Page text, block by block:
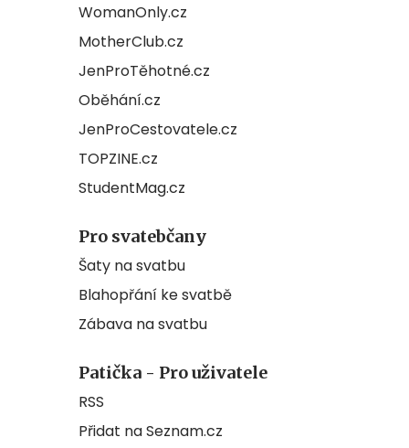
WomanOnly.cz
MotherClub.cz
JenProTěhotné.cz
Oběhání.cz
JenProCestovatele.cz
TOPZINE.cz
StudentMag.cz
Pro svatebčany
Šaty na svatbu
Blahopřání ke svatbě
Zábava na svatbu
Patička - Pro uživatele
RSS
Přidat na Seznam.cz